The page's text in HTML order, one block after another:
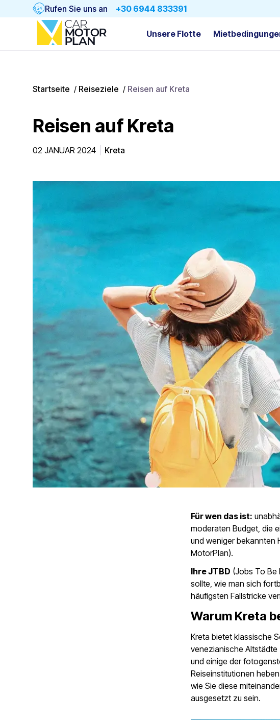
Rufen Sie uns an +30 6944 833391
Unsere Flotte
Startseite / Reiseziele / Reisen auf Kreta
Reisen auf Kreta
02 JANUAR 2024 Kreta
Für wen das ist:
moderaten Budget, die
und weniger bekannten
MotorPlan).
Ihre JTBD (Jobs To Be
sollte, wie man sich
häufigsten Fallstricke
Warum Kreta
Kreta bietet klassische
venezianische Altstädte
und einige der
Reiseinstitutionen
wie Sie diese
ausgesetzt zu sein.